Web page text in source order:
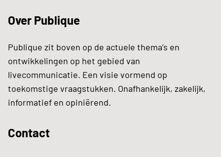
Over Publique
Publique zit boven op de actuele thema’s en
ontwikkelingen op het gebied van
livecommunicatie. Een visie vormend op
toekomstige vraagstukken. Onafhankelijk, zakelijk,
informatief en opiniërend.
Contact